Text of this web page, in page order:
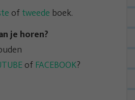
oftweede boek.
je horen?
ofFACEBOOK?